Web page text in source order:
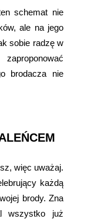
schemat nie
ale na jego
sobie radzę w
brodacza nie
więc uważaj.
każdą
brody. Zna
wszystko już